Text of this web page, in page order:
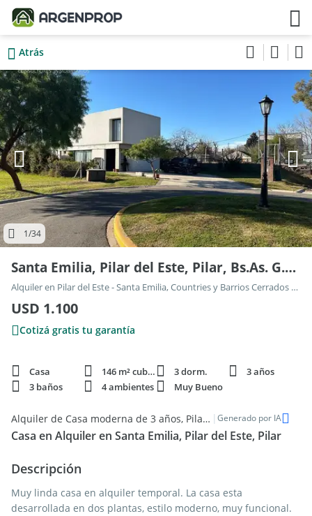
Atrás
1/34
Santa Emilia, Pilar del Este, Pilar, Bs.As. G.B.A. Norte 200
Alquiler en Pilar del Este - Santa Emilia, Countries y Barrios Cerrados en Pilar
USD 1.100
Cotizá gratis tu garantía
Casa 146 m² cubie. 3 dorm.
3 años
3 baños
4 ambientes Muy Bueno
Alquiler de Casa moderna de 3 años, Pilar del Este | Generado por IA
Casa en Alquiler en Santa Emilia, Pilar del Este, Pilar
Descripción
Muy linda casa en alquiler temporal. La casa esta
desarrollada en dos plantas, estilo moderno, muy funcional.